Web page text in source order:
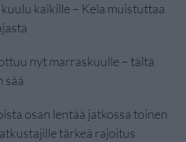
kuulu kaikille – Kela muistuttaa
nyt marraskuulle – tältä
sää
osan lentää jatkossa toinen
tärkeä rajoitus